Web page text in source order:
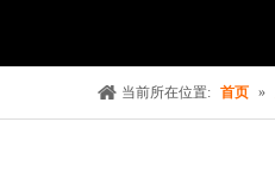
当前所在位置: 首页 »